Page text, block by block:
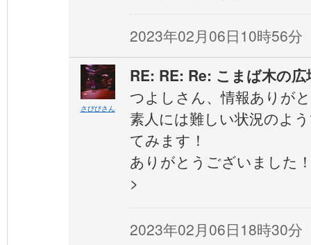
2023年02月06日10時56分
さびびさん
RE: RE: Re: こまば木の広
つよしさん、情報ありが
素人には難しい状況のよ
てみます！
ありがとうございました
>
2023年02月06日18時30分